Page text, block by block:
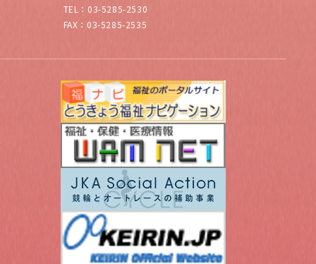
TEL：03-5285-2530
FAX：03-5285-2535